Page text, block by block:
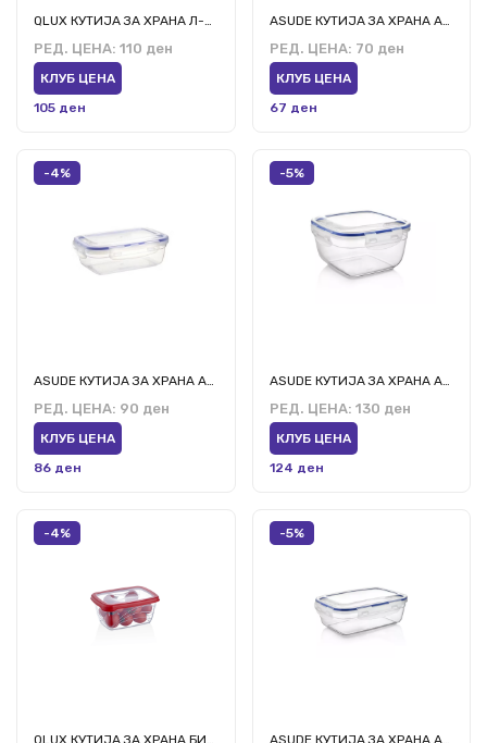
QLUX КУТИЈА ЗА ХРАНА Л-00449
РЕД. ЦЕНА: 110 ден
КЛУБ ЦЕНА
105 ден
ASUDE КУТИЈА ЗА ХРАНА АСД063 500МЛ
РЕД. ЦЕНА: 70 ден
КЛУБ ЦЕНА
67 ден
-4%
РЕД. ЦЕНА: 90 ден
КЛУБ ЦЕНА
86 ден
-5%
ASUDE КУТИЈА ЗА ХРАНА АСД072 2400МЛ
РЕД. ЦЕНА: 130 ден
КЛУБ ЦЕНА
124 ден
-4%
QLUX КУТИЈА ЗА ХРАНА БИО 800МЛ Л-00767
-5%
ASUDE КУТИЈА ЗА ХРАНА АСД065 1500МЛ